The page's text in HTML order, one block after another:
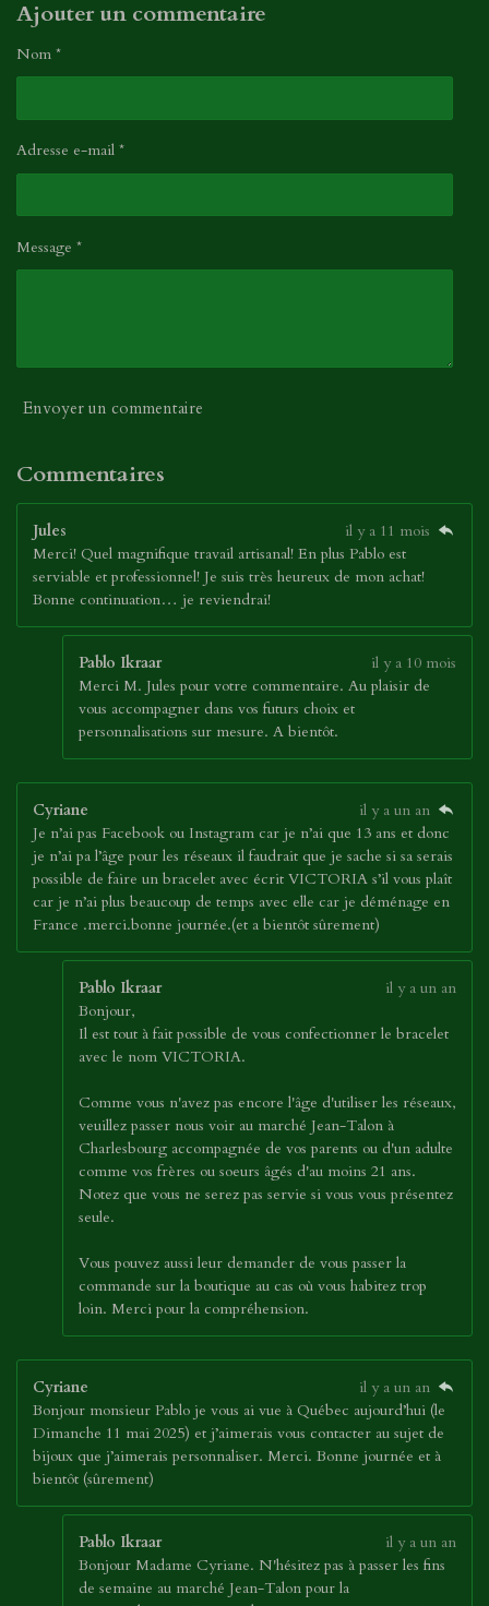
Ajouter un commentaire
Nom *
Adresse e-mail *
Message *
Envoyer un commentaire
Commentaires
Jules
il y a 11 mois
Merci! Quel magnifique travail artisanal! En plus Pablo est
serviable et professionnel! Je suis très heureux de mon achat!
Bonne continuation… je reviendrai!
Pablo Ikraar
il y a 10 mois
Merci M. Jules pour votre commentaire. Au plaisir de
vous accompagner dans vos futurs choix et
personnalisations sur mesure. A bientôt.
Cyriane
il y a un an
Je n’ai pas Facebook ou Instagram car je n’ai que 13 ans et donc
je n’ai pa l’âge pour les réseaux il faudrait que je sache si sa serais
possible de faire un bracelet avec écrit VICTORIA s’il vous plaît
car je n’ai plus beaucoup de temps avec elle car je déménage en
France .merci.bonne journée.(et a bientôt sûrement)
Pablo Ikraar
il y a un an
Bonjour,
Il est tout à fait possible de vous confectionner le bracelet
avec le nom VICTORIA.
Comme vous n'avez pas encore l'âge d'utiliser les réseaux,
veuillez passer nous voir au marché Jean-Talon à
Charlesbourg accompagnée de vos parents ou d'un adulte
comme vos frères ou soeurs âgés d'au moins 21 ans.
Notez que vous ne serez pas servie si vous vous présentez
seule.
Vous pouvez aussi leur demander de vous passer la
commande sur la boutique au cas où vous habitez trop
loin. Merci pour la compréhension.
Cyriane
il y a un an
Bonjour monsieur Pablo je vous ai vue à Québec aujourd’hui (le
Dimanche 11 mai 2025) et j’aimerais vous contacter au sujet de
bijoux que j’aimerais personnaliser. Merci. Bonne journée et à
bientôt (sûrement)
Pablo Ikraar
il y a un an
Bonjour Madame Cyriane. N'hésitez pas à passer les fins
de semaine au marché Jean-Talon pour la